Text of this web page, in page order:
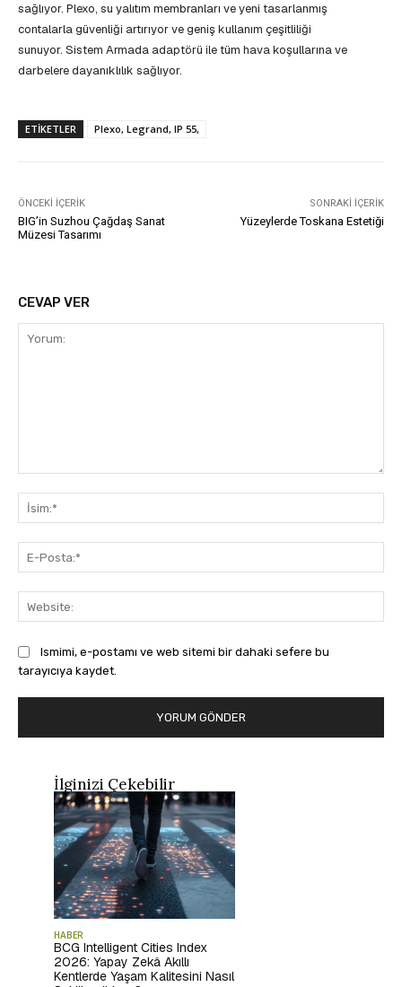
sağlıyor. Plexo, su yalıtım membranları ve yeni tasarlanmış
contalarla güvenliği artırıyor ve geniş kullanım çeşitliliği
sunuyor. Sistem Armada adaptörü ile tüm hava koşullarına ve
darbelere dayanıklılık sağlıyor.
ETIKETLER Plexo, Legrand, IP 55,
ÖNCEKI İÇERIK
BIG’in Suzhou Çağdaş Sanat
Müzesi Tasarımı
SONRAKI İÇERIK
Yüzeylerde Toskana Estetiği
CEVAP VER
Ismimi, e-postamı ve web sitemi bir dahaki sefere bu
tarayıcıya kaydet.
İlginizi Çekebilir
HABER
BCG Intelligent Cities Index
2026: Yapay Zekâ Akıllı
Kentlerde Yaşam Kalitesini Nasıl